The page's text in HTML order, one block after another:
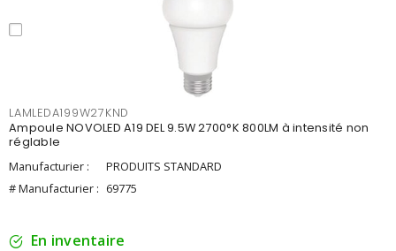
LAMLEDA199W27KND
Ampoule NOVOLED A19 DEL 9.5W 2700°K 800LM à intensité non
réglable
Manufacturier :
PRODUITS STANDARD
# Manufacturier : 69775
En inventaire